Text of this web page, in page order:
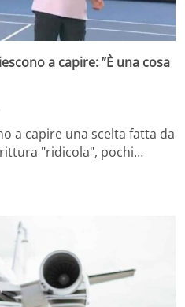
a capire: ”È una cosa
a capire una scelta fatta da
"ridicola", pochi…